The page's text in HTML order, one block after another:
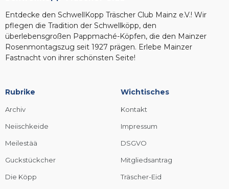
Entdecke den SchwellKopp Träscher Club Mainz e.V.! Wir
pflegen die Tradition der Schwellköpp, den
überlebensgroßen Pappmaché-Köpfen, die den Mainzer
Rosenmontagszug seit 1927 prägen. Erlebe Mainzer
Fastnacht von ihrer schönsten Seite!
Rubrike
Archiv
Neiischkeide
Meilestää
Guckstückcher
Die Köpp
Wichtisches
Kontakt
Impressum
DSGVO
Mitgliedsantrag
Träscher-Eid